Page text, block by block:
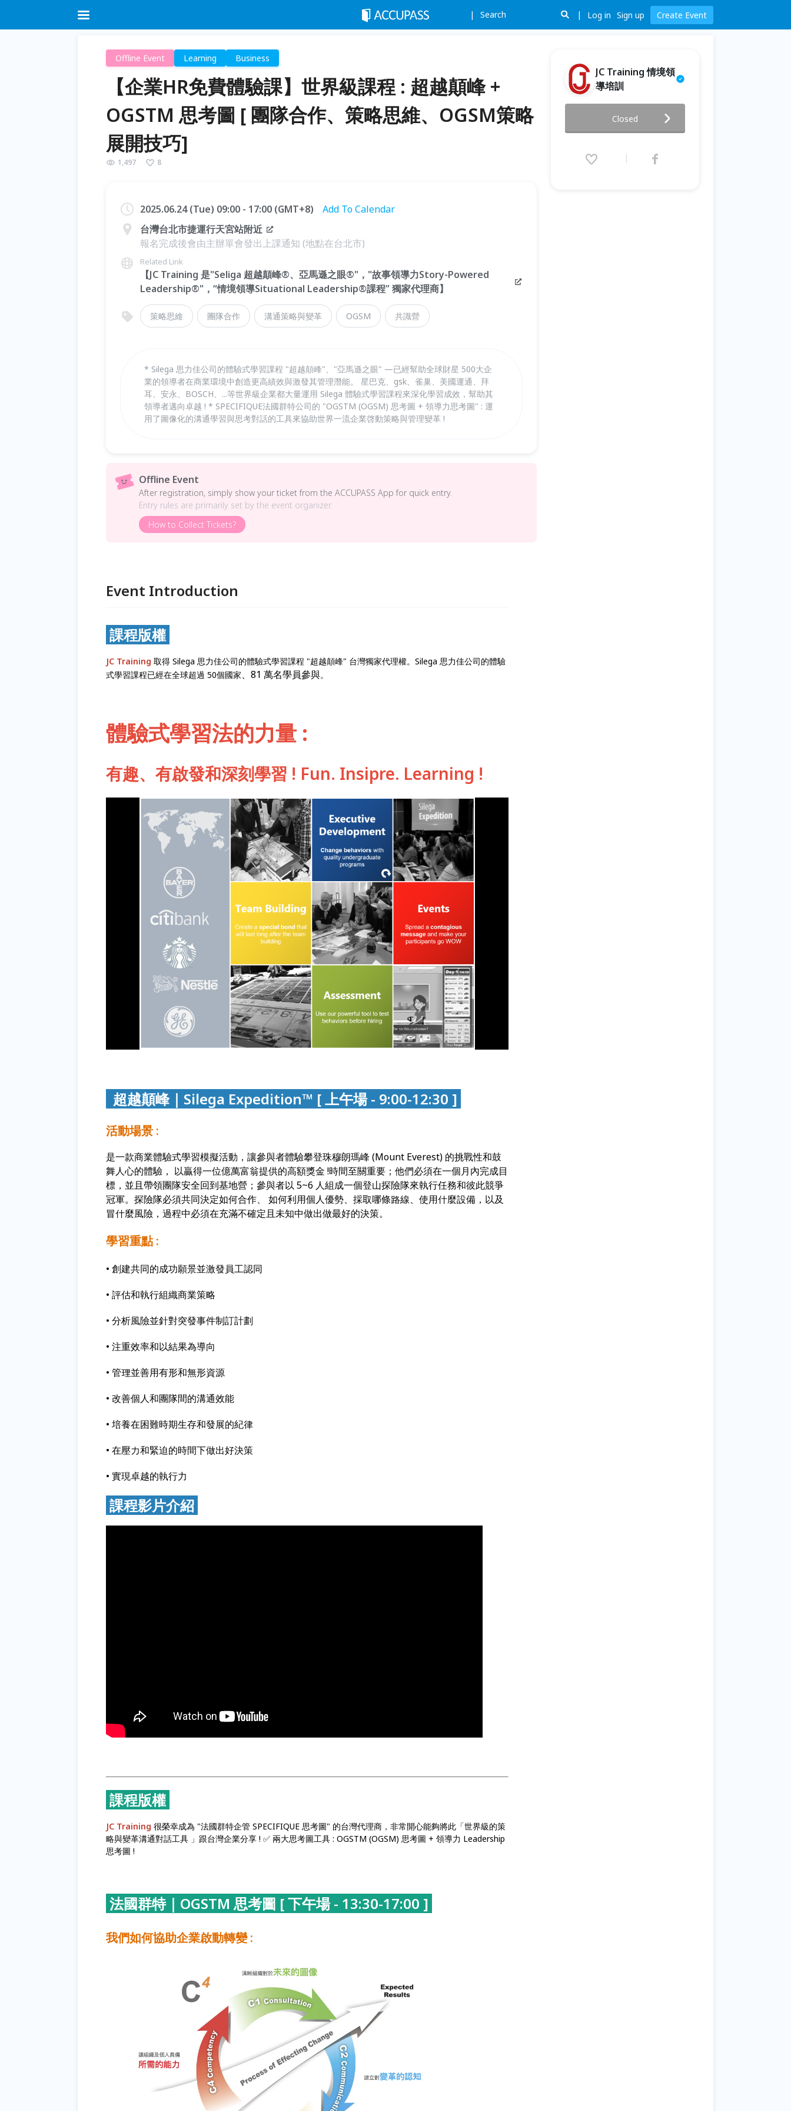
Search Log in Sign up Create Event
Offline Event Learning Business
【企業HR免費體驗課】世界級課程 : 超越顛峰 +
OGSTM 思考圖 [ 團隊合作、策略思維、OGSM策略
展開技巧]
1,497 8
2025.06.24 (Tue) 09:00 - 17:00 (GMT+8)
Add To Calendar
台灣台北市捷運行天宮站附近
報名完成後會由主辦單會發出上課通知 (地點在台北市)
Related Link
【JC Training 是"Seliga 超越顛峰®、亞馬遜之眼®"，"故事領導力Story-Powered
Leadership®"，“情境領導Situational Leadership®課程” 獨家代理商】
策略思維 團隊合作 溝通策略與變革 OGSM 共識營
* Silega 思力佳公司的體驗式學習課程 "超越顛峰"、"亞馬遜之眼" —已經幫助全球財星 500大企
業的領導者在商業環境中創造更高績效與激發其管理潛能。 星巴克、gsk、雀巢、美國運通、拜
耳、安永、BOSCH、...等世界級企業都大量運用 Silega 體驗式學習課程來深化學習成效，幫助其
領導者邁向卓越 ! * SPECIFIQUE法國群特公司的 "OGSTM (OGSM) 思考圖 + 領導力思考圖" : 運
用了圖像化的溝通學習與思考對話的工具來協助世界一流企業啓動策略與管理變革 !
Offline Event
After registration, simply show your ticket from the ACCUPASS App for quick entry.
Entry rules are primarily set by the event organizer.
How to Collect Tickets?
Event Introduction
課程版權
JC Training 取得 Silega 思力佳公司的體驗式學習課程 "超越顛峰" 台灣獨家代理權。Silega 思力佳公司的體驗
式學習課程已經在全球超過 50個國家、81 萬名學員參與。
體驗式學習法的力量 :
有趣、有啟發和深刻學習 ! Fun. Insipre. Learning !
超越顛峰｜Silega Expedition™ [ 上午場 - 9:00-12:30 ]
活動場景 :
是一款商業體驗式學習模擬活動，讓參與者體驗攀登珠穆朗瑪峰 (Mount Everest) 的挑戰性和⿎
舞人心的體驗， 以贏得一位億萬富翁提供的高額獎金 !時間至關重要；他們必須在一個月內完成目
標，並且帶領團隊安全回到基地營；參與者以 5~6 人組成一個登山探險隊來執行任務和彼此競爭
冠軍。探險隊必須共同決定如何合作、
如何利用個人優勢、採取哪條路線、使用什麼設備，以及
冒什麼風險，過程中必須在充滿不確定且未知中做出做最好的決策。
學習重點 :
• 創建共同的成功願景並激發員工認同
• 評估和執行組織商業策略
• 分析風險並針對突發事件制訂計劃
• 注重效率和以結果為導向
• 管理並善用有形和無形資源
• 改善個人和團隊間的溝通效能
• 培養在困難時期生存和發展的紀律
• 在壓力和緊迫的時間下做出好決策
• 實現卓越的執行力
課程影片介紹
課程版權
JC Training 很榮幸成為 "法國群特企管 SPECIFIQUE 思考圖" 的台灣代理商，非常開心能夠將此「世界級的策
略與變革溝通對話工具 」跟台灣企業分享 ! ✅ 兩大思考圖工具 : OGSTM (OGSM) 思考圖 + 領導力 Leadership
思考圖 !
法國群特｜OGSTM 思考圖 [ 下午場 - 13:30-17:00 ]
我們如何協助企業啟動轉變 :
JC Training 情境領
導培訓
程 : 超越顛峰 + OGSTM 思考圖
[ 團隊合作、策略思維、OGSM
2025.06.24 (Tue) 09:00 - 17:00
Closed